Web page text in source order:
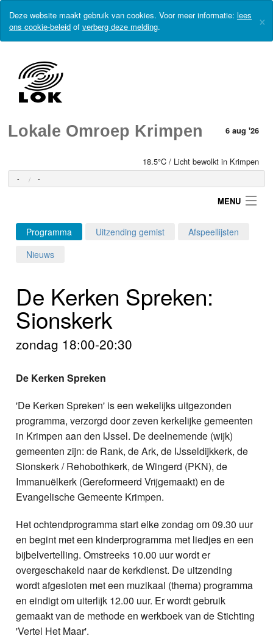
Deze website maakt gebruik van cookies. Voor meer informatie: lees
ons cookie-beleid of verberg deze melding. ×
Lokale Omroep Krimpen 6 aug '26
18.5°C / Licht bewolkt in Krimpen
- -
MENU
Login
Programma's
Webcam
Info
Programma Uitzending gemist
Afspeellijsten
Nieuws
De Kerken Spreken:
Sionskerk
zondag 18:00-20:30
De Kerken Spreken
'De Kerken Spreken' is een wekelijks uitgezonden
programma, verzorgd door zeven kerkelijke gemeenten
in Krimpen aan den IJssel. De deelnemende (wijk)
gemeenten zijn: de Rank, de Ark, de IJsseldijkkerk, de
Sionskerk / Rehobothkerk, de Wingerd (PKN), de
Immanuëlkerk (Gereformeerd Vrijgemaakt) en de
Evangelische Gemeente Krimpen.
Het ochtendprogramma start elke zondag om 09.30 uur
en begint met een kinderprogramma met liedjes en een
bijbelvertelling. Omstreeks 10.00 uur wordt er
overgeschakeld naar de kerkdienst. De uitzending
wordt afgesloten met een muzikaal (thema) programma
en eindigt om uiterlijk 12.00 uur. Er wordt gebruik
gemaakt van de methode en werkboek van de Stichting
'Vertel Het Maar'.